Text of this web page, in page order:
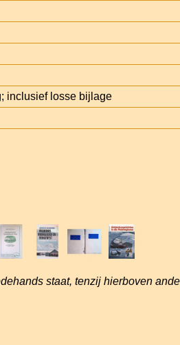
inclusief losse bijlage
staat, tenzij hierboven